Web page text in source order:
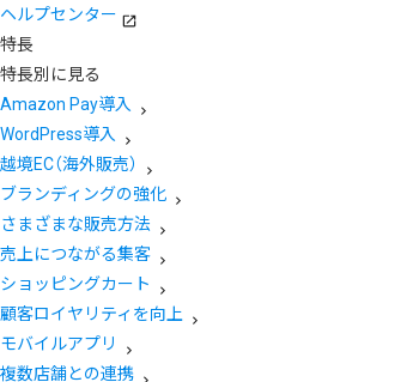
ヘルプセンター
特長
特長別に見る
Amazon Pay導入
WordPress導入
越境EC（海外販売）
ブランディングの強化
さまざまな販売方法
売上につながる集客
ショッピングカート
顧客ロイヤリティを向上
モバイルアプリ
複数店舗との連携